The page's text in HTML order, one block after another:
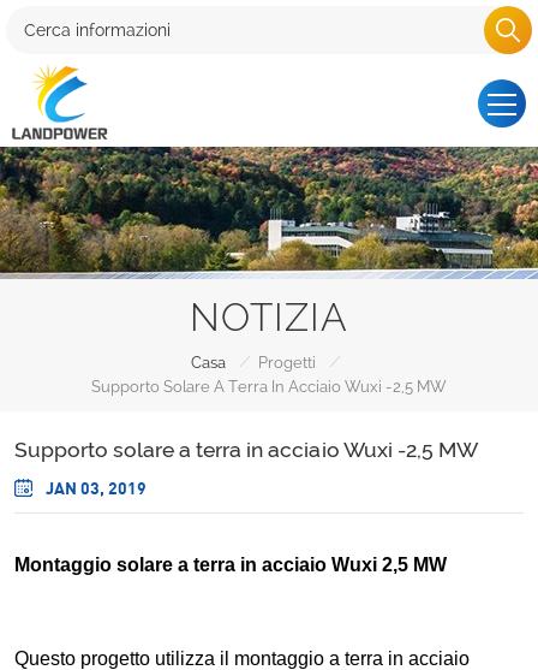
NOTIZIA
Casa / Progetti
/
Supporto Solare A Terra In Acciaio Wuxi -2,5 MW
Supporto solare a terra in acciaio Wuxi -2,5 MW
JAN 03, 2019
Montaggio solare a terra in acciaio Wuxi 2,5 MW
Questo progetto utilizza il montaggio a terra in acciaio